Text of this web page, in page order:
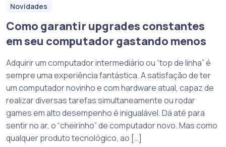
Novidades
Como garantir upgrades constantes
em seu computador gastando menos
Adquirir um computador intermediário ou “top de linha” é
sempre uma experiência fantástica. A satisfação de ter
um computador novinho e com hardware atual, capaz de
realizar diversas tarefas simultaneamente ou rodar
games em alto desempenho é inigualável. Dá até para
sentir no ar, o “cheirinho” de computador novo. Mas como
qualquer produto tecnológico, ao […]